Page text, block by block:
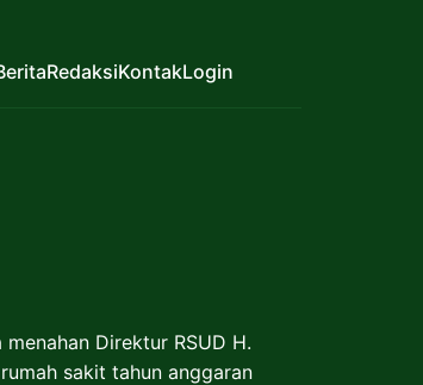
RedaksiKontakLogin
Direktur RSUD H.
sakit tahun anggaran